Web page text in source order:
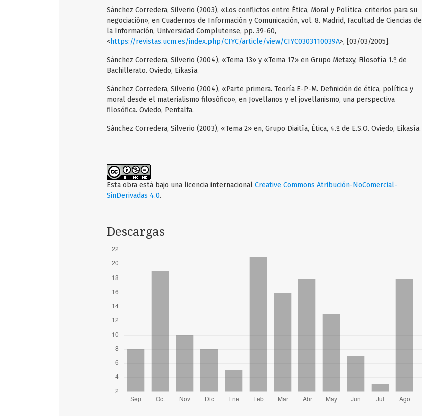
Sánchez Corredera, Silverio (2003), «Los conflictos entre Ética, Moral y Política: criterios para su
negociación», en Cuadernos de Información y Comunicación, vol. 8. Madrid, Facultad de Ciencias de
la Información, Universidad Complutense, pp. 39-60,
<https://revistas.ucm.es/index.php/CIYC/article/view/CIYC0303110039A>, [03/03/2005].
Sánchez Corredera, Silverio (2004), «Tema 13» y «Tema 17» en Grupo Metaxy, Filosofía 1.º de
Bachillerato. Oviedo, Eikasía.
Sánchez Corredera, Silverio (2004), «Parte primera. Teoría E-P-M. Definición de ética, política y
moral desde el materialismo filosófico», en Jovellanos y el jovellanismo, una perspectiva
filosófica. Oviedo, Pentalfa.
Sánchez Corredera, Silverio (2003), «Tema 2» en, Grupo Diaitía, Ética, 4.º de E.S.O. Oviedo, Eikasía.
Esta obra está bajo una licencia internacional Creative Commons Atribución-NoComercial-
SinDerivadas 4.0.
Descargas